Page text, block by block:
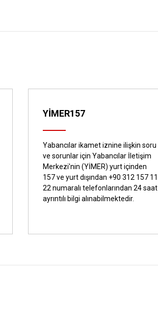
YİMER157
Yabancılar ikamet iznine ilişkin soru
ve sorunlar için Yabancılar İletişim
Merkezi'nin (YİMER) yurt içinden
157 ve yurt dışından +90 312 157 11
22 numaralı telefonlarından 24 saat
ayrıntılı bilgi alınabilmektedir.